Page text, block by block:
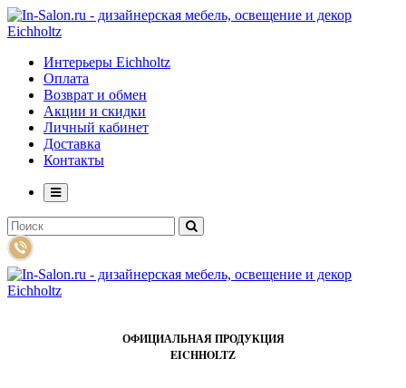
Интерьеры Eichholtz
Оплата
Возврат и обмен
Акции и скидки
Личный кабинет
Доставка
Контакты
ОФИЦИАЛЬНАЯ ПРОДУКЦИЯ
EICHHOLTZ